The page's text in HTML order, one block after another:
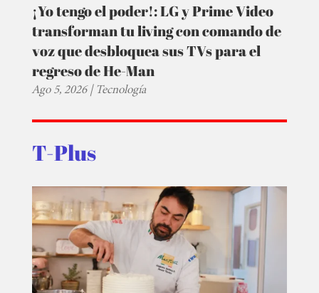
¡Yo tengo el poder!: LG y Prime Video
transforman tu living con comando de
voz que desbloquea sus TVs para el
regreso de He-Man
Ago 5, 2026|Tecnología
T-Plus